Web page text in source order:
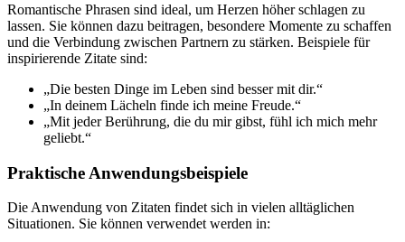
Romantische Phrasen sind ideal, um Herzen höher schlagen zu
lassen. Sie können dazu beitragen, besondere Momente zu schaffen
und die Verbindung zwischen Partnern zu stärken. Beispiele für
inspirierende Zitate sind:
„Die besten Dinge im Leben sind besser mit dir.“
„In deinem Lächeln finde ich meine Freude.“
„Mit jeder Berührung, die du mir gibst, fühl ich mich mehr
geliebt.“
Praktische Anwendungsbeispiele
Die Anwendung von Zitaten findet sich in vielen alltäglichen
Situationen. Sie können verwendet werden in: